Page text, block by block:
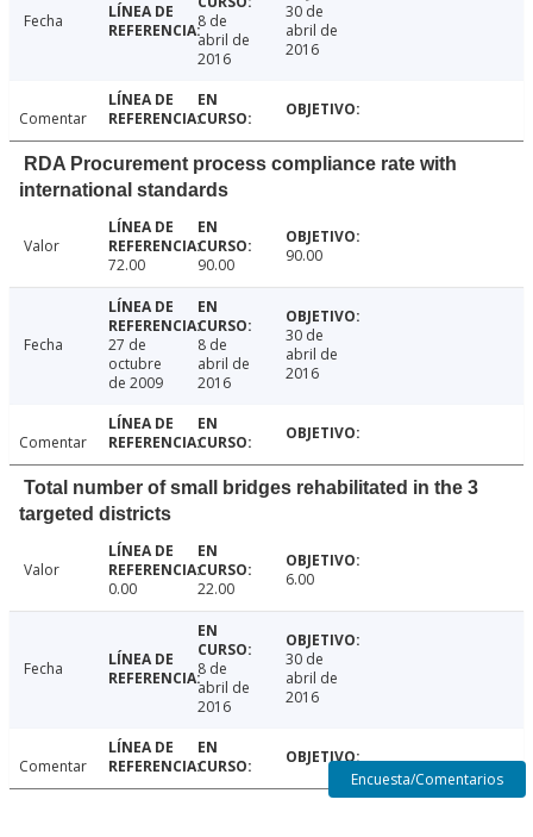
Fecha
8 de
abril de
2016
30 de
abril de
2016
Comentar
RDA Procurement process compliance rate with
international standards
Valor
72.00
90.00 90.00
Fecha
27 de
octubre
de 2009
8 de
abril de
2016
30 de
abril de
2016
Comentar
Total number of small bridges rehabilitated in the 3
targeted districts
Valor
0.00
22.00 6.00
Fecha
8 de
abril de
2016
30 de
abril de
2016
Comentar
Encuesta/Comentarios